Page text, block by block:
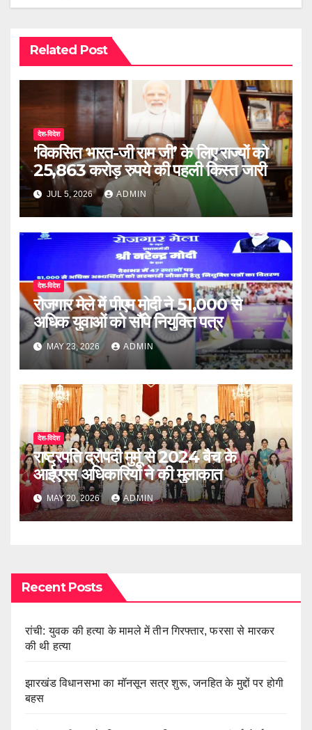
Related Post
देश-विदेश
'विकसित भारत-जी राम जी’ के लिए राज्यों को
25,863 करोड़ रुपये की पहली किस्त जारी
JUL 5, 2026 ADMIN
देश-विदेश
रोजगार मेले में पीएम मोदी ने 51,000 से
अधिक युवाओं को सौंपे नियुक्ति पत्र
MAY 23, 2026 ADMIN
देश-विदेश
राष्ट्रपति द्रौपदी मुर्मू से 2024 बैच के
आईएएस अधिकारियों ने की मुलाकात
MAY 20, 2026 ADMIN
Recent Posts
रांची: युवक की हत्या के मामले में तीन गिरफ्तार, फरसा से मारकर
की थी हत्या
झारखंड विधानसभा का मॉनसून सत्र शुरू, जनहित के मुद्दों पर होगी
बहस